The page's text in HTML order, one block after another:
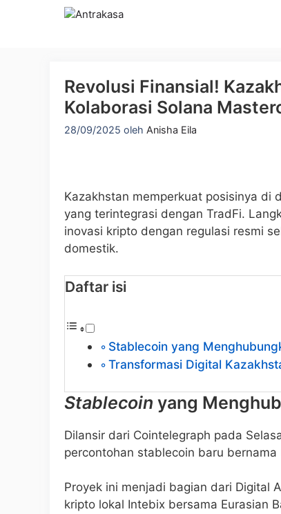
Revolusi Finansial!
Kolaborasi Solana
28/09/2025 oleh Anisha Eila
Kazakhstan memperkuat posisinya di
yang terintegrasi dengan TradFi.
inovasi kripto dengan regulasi resmi
domestik.
Daftar isi
Stablecoin yang
Transformasi Digital
Stablecoin yang
Dilansir dari Cointelegraph pada
percontohan stablecoin baru
Proyek ini menjadi bagian dari Digital
kripto lokal Intebix bersama Eurasian